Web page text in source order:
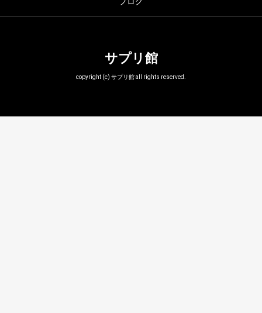
サプリ館
copyright (c) サプリ館 all rights reserved.